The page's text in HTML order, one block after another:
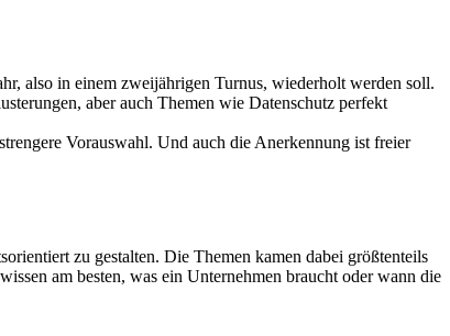
also in einem zweijährigen Turnus, wiederholt werden soll.
aber auch Themen wie Datenschutz perfekt
Vorauswahl. Und auch die Anerkennung ist freier
zu gestalten. Die Themen kamen dabei größtenteils
am besten, was ein Unternehmen braucht oder wann die